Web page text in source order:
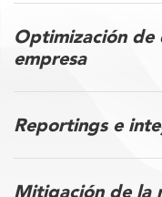
Optimización de
empresa
Reportings e
Mitigación de la